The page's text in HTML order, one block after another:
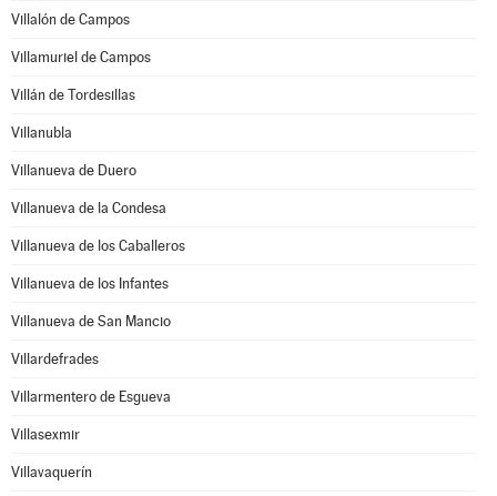
Villalón de Campos
Villamuriel de Campos
Villán de Tordesillas
Villanubla
Villanueva de Duero
Villanueva de la Condesa
Villanueva de los Caballeros
Villanueva de los Infantes
Villanueva de San Mancio
Villardefrades
Villarmentero de Esgueva
Villasexmir
Villavaquerín